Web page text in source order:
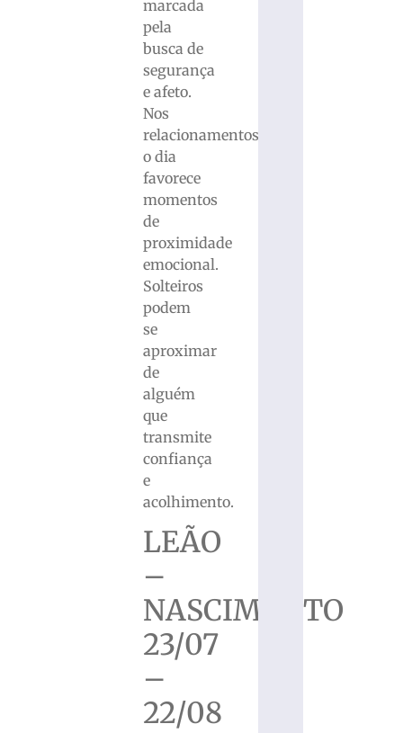
marcada
pela
busca de
segurança
e afeto.
Nos
relacionamentos,
o dia
favorece
momentos
de
proximidade
emocional.
Solteiros
podem
se
aproximar
de
alguém
que
transmite
confiança
e
acolhimento.
LEÃO
–
NASCIMENTO
23/07
–
22/08